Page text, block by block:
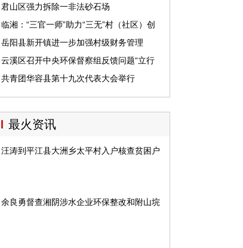
君山区强力拆除一非法砂石场
临湘：“三官一师”助力“三无”村（社区）创
建
岳阳县新开镇进一步加强村级财务管理
云溪区召开中央环保督察组反馈问题“立行
立改”工作会
共青团华容县第十九次代表大会举行
最火资讯
汪涛到平江县大洲乡太平村入户核查贫困户脱贫达标情况
余良勇督查湘阴涉水企业环保整改和附山垸治理修复项目